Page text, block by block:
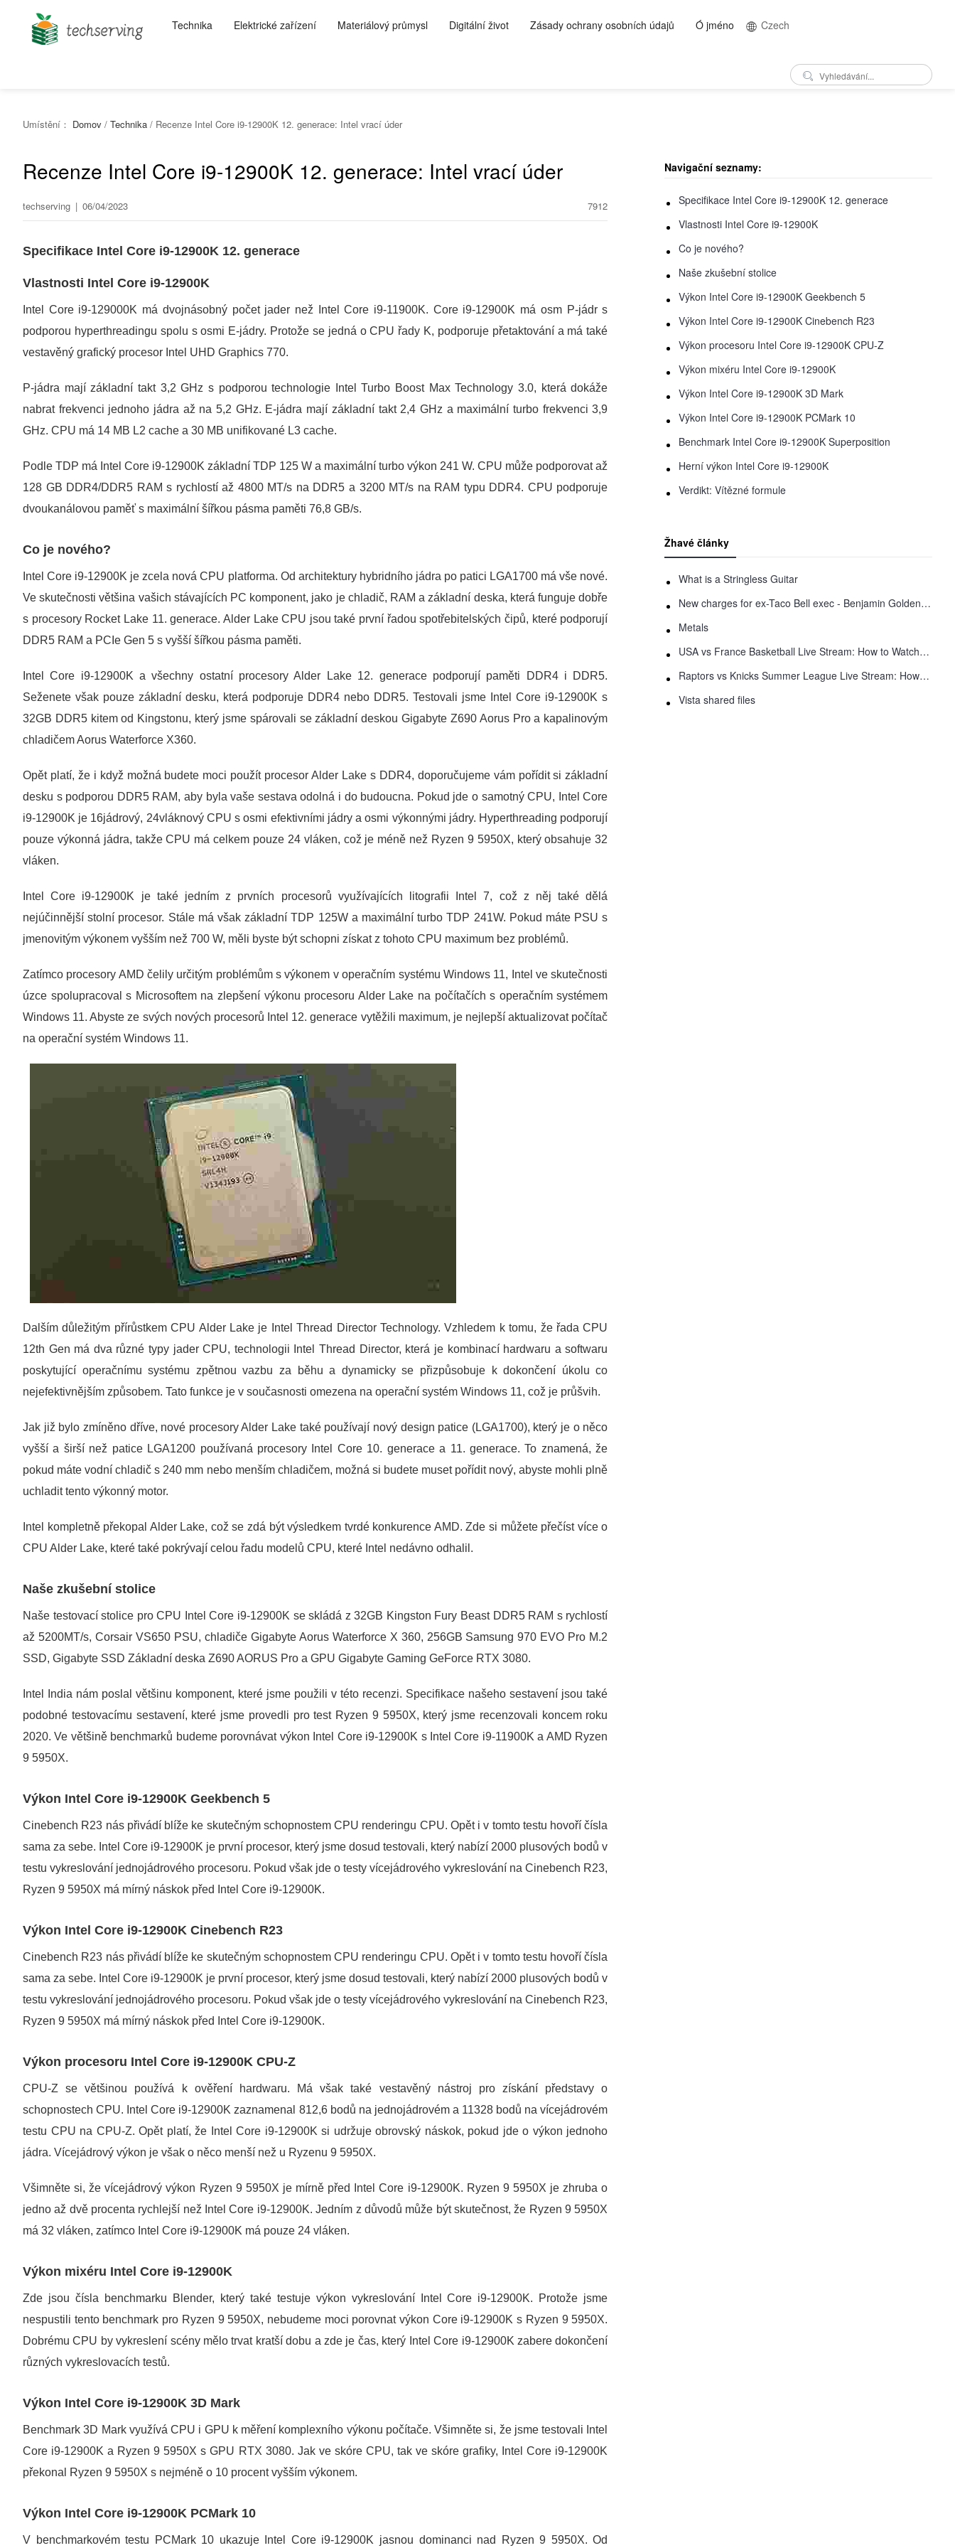
Technika Elektrické zařízení Materiálový průmysl Digitální život Zásady ochrany osobních údajů Ó jméno Czech
Umístění： Domov / Technika / Recenze Intel Core i9-12900K 12. generace: Intel vrací úder
Recenze Intel Core i9-12900K 12. generace: Intel vrací úder
techserving | 06/04/2023 7912
Specifikace Intel Core i9-12900K 12. generace
Vlastnosti Intel Core i9-12900K
Intel Core i9-129000K má dvojnásobný počet jader než Intel Core i9-11900K. Core i9-12900K má osm P-jádr s
podporou hyperthreadingu spolu s osmi E-jádry. Protože se jedná o CPU řady K, podporuje přetaktování a má také
vestavěný grafický procesor Intel UHD Graphics 770.
P-jádra mají základní takt 3,2 GHz s podporou technologie Intel Turbo Boost Max Technology 3.0, která dokáže
nabrat frekvenci jednoho jádra až na 5,2 GHz. E-jádra mají základní takt 2,4 GHz a maximální turbo frekvenci 3,9
GHz. CPU má 14 MB L2 cache a 30 MB unifikované L3 cache.
Podle TDP má Intel Core i9-12900K základní TDP 125 W a maximální turbo výkon 241 W. CPU může podporovat až
128 GB DDR4/DDR5 RAM s rychlostí až 4800 MT/s na DDR5 a 3200 MT/s na RAM typu DDR4. CPU podporuje
dvoukanálovou paměť s maximální šířkou pásma paměti 76,8 GB/s.
Co je nového?
Intel Core i9-12900K je zcela nová CPU platforma. Od architektury hybridního jádra po patici LGA1700 má vše nové.
Ve skutečnosti většina vašich stávajících PC komponent, jako je chladič, RAM a základní deska, která funguje dobře
s procesory Rocket Lake 11. generace. Alder Lake CPU jsou také první řadou spotřebitelských čipů, které podporují
DDR5 RAM a PCIe Gen 5 s vyšší šířkou pásma paměti.
Intel Core i9-12900K a všechny ostatní procesory Alder Lake 12. generace podporují paměti DDR4 i DDR5.
Seženete však pouze základní desku, která podporuje DDR4 nebo DDR5. Testovali jsme Intel Core i9-12900K s
32GB DDR5 kitem od Kingstonu, který jsme spárovali se základní deskou Gigabyte Z690 Aorus Pro a kapalinovým
chladičem Aorus Waterforce X360.
Opět platí, že i když možná budete moci použít procesor Alder Lake s DDR4, doporučujeme vám pořídit si základní
desku s podporou DDR5 RAM, aby byla vaše sestava odolná i do budoucna. Pokud jde o samotný CPU, Intel Core
i9-12900K je 16jádrový, 24vláknový CPU s osmi efektivními jádry a osmi výkonnými jádry. Hyperthreading podporují
pouze výkonná jádra, takže CPU má celkem pouze 24 vláken, což je méně než Ryzen 9 5950X, který obsahuje 32
vláken.
Intel Core i9-12900K je také jedním z prvních procesorů využívajících litografii Intel 7, což z něj také dělá
nejúčinnější stolní procesor. Stále má však základní TDP 125W a maximální turbo TDP 241W. Pokud máte PSU s
jmenovitým výkonem vyšším než 700 W, měli byste být schopni získat z tohoto CPU maximum bez problémů.
Zatímco procesory AMD čelily určitým problémům s výkonem v operačním systému Windows 11, Intel ve skutečnosti
úzce spolupracoval s Microsoftem na zlepšení výkonu procesoru Alder Lake na počítačích s operačním systémem
Windows 11. Abyste ze svých nových procesorů Intel 12. generace vytěžili maximum, je nejlepší aktualizovat počítač
na operační systém Windows 11.
Dalším důležitým přírůstkem CPU Alder Lake je Intel Thread Director Technology. Vzhledem k tomu, že řada CPU
12th Gen má dva různé typy jader CPU, technologii Intel Thread Director, která je kombinací hardwaru a softwaru
poskytující operačnímu systému zpětnou vazbu za běhu a dynamicky se přizpůsobuje k dokončení úkolu co
nejefektivnějším způsobem. Tato funkce je v současnosti omezena na operační systém Windows 11, což je průšvih.
Jak již bylo zmíněno dříve, nové procesory Alder Lake také používají nový design patice (LGA1700), který je o něco
vyšší a širší než patice LGA1200 používaná procesory Intel Core 10. generace a 11. generace. To znamená, že
pokud máte vodní chladič s 240 mm nebo menším chladičem, možná si budete muset pořídit nový, abyste mohli plně
uchladit tento výkonný motor.
Intel kompletně překopal Alder Lake, což se zdá být výsledkem tvrdé konkurence AMD. Zde si můžete přečíst více o
CPU Alder Lake, které také pokrývají celou řadu modelů CPU, které Intel nedávno odhalil.
Naše zkušební stolice
Naše testovací stolice pro CPU Intel Core i9-12900K se skládá z 32GB Kingston Fury Beast DDR5 RAM s rychlostí
až 5200MT/s, Corsair VS650 PSU, chladiče Gigabyte Aorus Waterforce X 360, 256GB Samsung 970 EVO Pro M.2
SSD, Gigabyte SSD Základní deska Z690 AORUS Pro a GPU Gigabyte Gaming GeForce RTX 3080.
Intel India nám poslal většinu komponent, které jsme použili v této recenzi. Specifikace našeho sestavení jsou také
podobné testovacímu sestavení, které jsme provedli pro test Ryzen 9 5950X, který jsme recenzovali koncem roku
2020. Ve většině benchmarků budeme porovnávat výkon Intel Core i9-12900K s Intel Core i9-11900K a AMD Ryzen
9 5950X.
Výkon Intel Core i9-12900K Geekbench 5
Cinebench R23 nás přivádí blíže ke skutečným schopnostem CPU renderingu CPU. Opět i v tomto testu hovoří čísla
sama za sebe. Intel Core i9-12900K je první procesor, který jsme dosud testovali, který nabízí 2000 plusových bodů v
testu vykreslování jednojádrového procesoru. Pokud však jde o testy vícejádrového vykreslování na Cinebench R23,
Ryzen 9 5950X má mírný náskok před Intel Core i9-12900K.
Výkon Intel Core i9-12900K Cinebench R23
Cinebench R23 nás přivádí blíže ke skutečným schopnostem CPU renderingu CPU. Opět i v tomto testu hovoří čísla
sama za sebe. Intel Core i9-12900K je první procesor, který jsme dosud testovali, který nabízí 2000 plusových bodů v
testu vykreslování jednojádrového procesoru. Pokud však jde o testy vícejádrového vykreslování na Cinebench R23,
Ryzen 9 5950X má mírný náskok před Intel Core i9-12900K.
Výkon procesoru Intel Core i9-12900K CPU-Z
CPU-Z se většinou používá k ověření hardwaru. Má však také vestavěný nástroj pro získání představy o
schopnostech CPU. Intel Core i9-12900K zaznamenal 812,6 bodů na jednojádrovém a 11328 bodů na vícejádrovém
testu CPU na CPU-Z. Opět platí, že Intel Core i9-12900K si udržuje obrovský náskok, pokud jde o výkon jednoho
jádra. Vícejádrový výkon je však o něco menší než u Ryzenu 9 5950X.
Všimněte si, že vícejádrový výkon Ryzen 9 5950X je mírně před Intel Core i9-12900K. Ryzen 9 5950X je zhruba o
jedno až dvě procenta rychlejší než Intel Core i9-12900K. Jedním z důvodů může být skutečnost, že Ryzen 9 5950X
má 32 vláken, zatímco Intel Core i9-12900K má pouze 24 vláken.
Výkon mixéru Intel Core i9-12900K
Zde jsou čísla benchmarku Blender, který také testuje výkon vykreslování Intel Core i9-12900K. Protože jsme
nespustili tento benchmark pro Ryzen 9 5950X, nebudeme moci porovnat výkon Core i9-12900K s Ryzen 9 5950X.
Dobrému CPU by vykreslení scény mělo trvat kratší dobu a zde je čas, který Intel Core i9-12900K zabere dokončení
různých vykreslovacích testů.
Výkon Intel Core i9-12900K 3D Mark
Benchmark 3D Mark využívá CPU i GPU k měření komplexního výkonu počítače. Všimněte si, že jsme testovali Intel
Core i9-12900K a Ryzen 9 5950X s GPU RTX 3080. Jak ve skóre CPU, tak ve skóre grafiky, Intel Core i9-12900K
překonal Ryzen 9 5950X s nejméně o 10 procent vyšším výkonem.
Výkon Intel Core i9-12900K PCMark 10
V benchmarkovém testu PCMark 10 ukazuje Intel Core i9-12900K jasnou dominanci nad Ryzen 9 5950X. Od
Navigační seznamy:
Specifikace Intel Core i9-12900K 12. generace
Vlastnosti Intel Core i9-12900K
Co je nového?
Naše zkušební stolice
Výkon Intel Core i9-12900K Geekbench 5
Výkon Intel Core i9-12900K Cinebench R23
Výkon procesoru Intel Core i9-12900K CPU-Z
Výkon mixéru Intel Core i9-12900K
Výkon Intel Core i9-12900K 3D Mark
Výkon Intel Core i9-12900K PCMark 10
Benchmark Intel Core i9-12900K Superposition
Herní výkon Intel Core i9-12900K
Verdikt: Vítězné formule
Žhavé články
What is a Stringless Guitar
New charges for ex-Taco Bell exec - Benjamin Golden - in Uber fracas
Metals
USA vs France Basketball Live Stream: How to Watch Online
Raptors vs Knicks Summer League Live Stream: How to Watch
Vista shared files